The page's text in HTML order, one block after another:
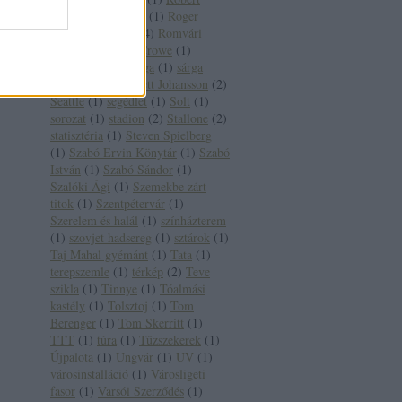
( 1 ) Roger
Moore
4) Romvári
Russel Crowe ( 1 )
sárga ( 1 ) sárga
Scarlett Johansson (2)
Seattle (1) segédlet ( 1 ) Solt ( 1 )
sorozat ( 1 ) stadion (2) Stallone (2)
statisztéria ( 1 ) Steven Spielberg
( 1 ) Szabó Ervin Könytár ( 1 ) Szabó
István ( 1 ) Szabó Sándor ( 1 )
Szalóki Ági ( 1 ) Szemekbe zárt
titok ( 1 ) Szentpétervár ( 1 )
Szerelem és halál ( 1 ) színházterem
( 1 ) szovjet hadsereg ( 1 ) sztárok ( 1 )
Taj Mahal gyémánt ( 1 ) Tata ( 1 )
terepszemle ( 1 ) térkép (2) Teve
szikla ( 1 ) Tinnye ( 1 ) Tóalmási
kastély ( 1 ) Tolsztoj ( 1 ) Tom
Berenger ( 1 ) Tom Skerritt ( 1 )
TTT ( 1 ) túra ( 1 ) Tűzszekerek ( 1 )
Újpalota ( 1 ) Ungvár ( 1 ) UV ( 1 )
városinstalláció ( 1 ) Városligeti
fasor ( 1 ) Varsói Szerződés ( 1 )